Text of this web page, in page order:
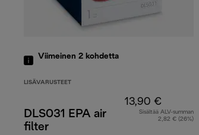
Viimeinen 2 kohdetta
LISÄVARUSTEET
DLS031 EPA air
filter
13,90 €
Sisältää ALV-summan
2,82 € (26%)